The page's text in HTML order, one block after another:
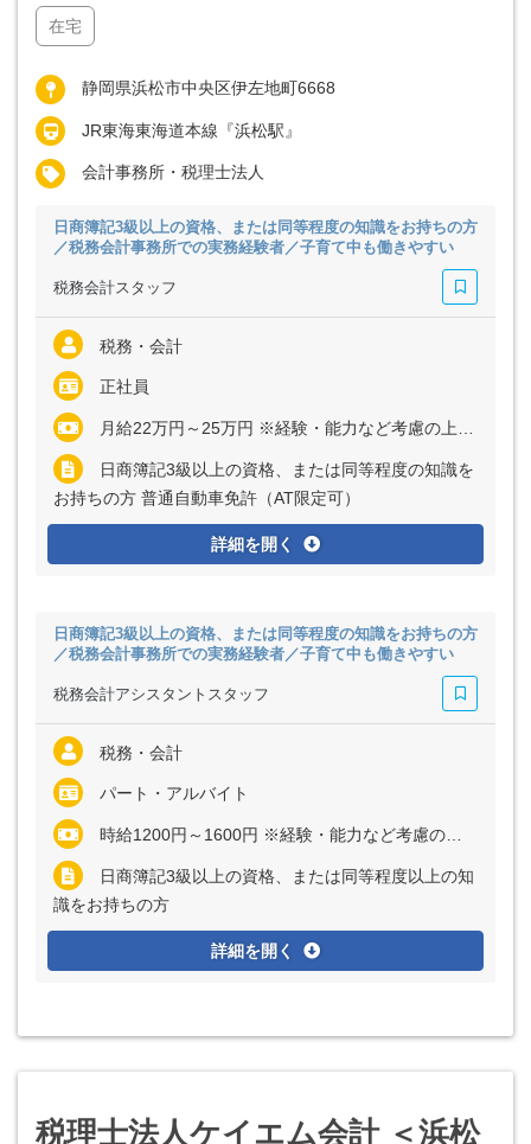
在宅
静岡県浜松市中央区伊左地町6668
JR東海東海道本線『浜松駅』
会計事務所・税理士法人
日商簿記3級以上の資格、または同等程度の知識をお持ちの方
／税務会計事務所での実務経験者／子育て中も働きやすい
税務会計スタッフ
税務・会計
正社員
月給22万円～25万円 ※経験・能力など考慮の上、決定いたします ※残業代は全額支給
日商簿記3級以上の資格、または同等程度の知識を
お持ちの方 普通自動車免許（AT限定可）
詳細を開く
日商簿記3級以上の資格、または同等程度の知識をお持ちの方
／税務会計事務所での実務経験者／子育て中も働きやすい
税務会計アシスタントスタッフ
税務・会計
パート・アルバイト
時給1200円～1600円 ※経験・能力など考慮の上、決定いたします ※残業代は全額支給
日商簿記3級以上の資格、または同等程度以上の知
識をお持ちの方
詳細を開く
税理士法人ケイエム会計 ＜浜松